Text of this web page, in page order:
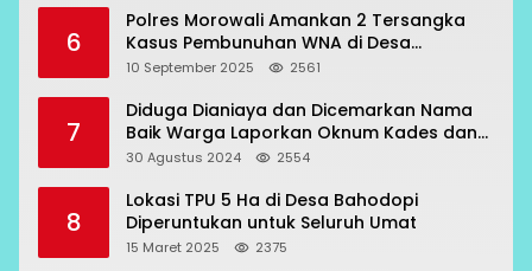
6
Polres Morowali Amankan 2 Tersangka
Kasus Pembunuhan WNA di Desa
Topogaro
10 September 2025 2561
7
Diduga Dianiaya dan Dicemarkan Nama
Baik Warga Laporkan Oknum Kades dan
Oknum Polisi
30 Agustus 2024 2554
8
Lokasi TPU 5 Ha di Desa Bahodopi
Diperuntukan untuk Seluruh Umat
15 Maret 2025 2375